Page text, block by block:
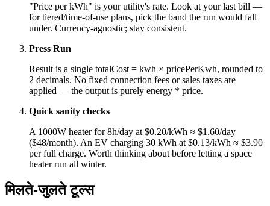
"Price per kWh" is your utility's rate. Look at your last bill —
for tiered/time-of-use plans, pick the band the run would fall
under. Currency-agnostic; stay consistent.
Press Run
Result is a single totalCost = kwh × pricePerKwh, rounded to
2 decimals. No fixed connection fees or sales taxes are
applied — the output is purely energy * price.
Quick sanity checks
A 1000W heater for 8h/day at $0.20/kWh ≈ $1.60/day
($48/month). An EV charging 30 kWh at $0.13/kWh ≈ $3.90
per full charge. Worth thinking about before letting a space
heater run all winter.
मिलते-जुलते टूल्स